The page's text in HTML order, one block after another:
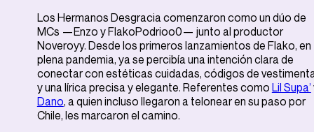
Los Hermanos Desgracia comenzaron como un dúo de
MCs —Enzo y FlakoPodrioo0— junto al productor
Noveroyy. Desde los primeros lanzamientos de Flako, en
plena pandemia, ya se percibía una intención clara de
conectar con estéticas cuidadas, códigos de
y una lírica precisa y elegante. Referentes como Lil Supa’
Dano, a quien incluso llegaron a telonear en su paso por
Chile, les marcaron el camino.